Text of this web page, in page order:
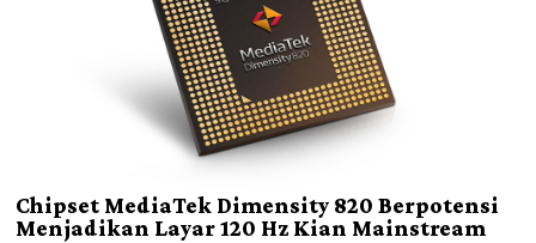
Chipset MediaTek Dimensity 820 Berpotensi
Menjadikan Layar 120 Hz Kian Mainstream